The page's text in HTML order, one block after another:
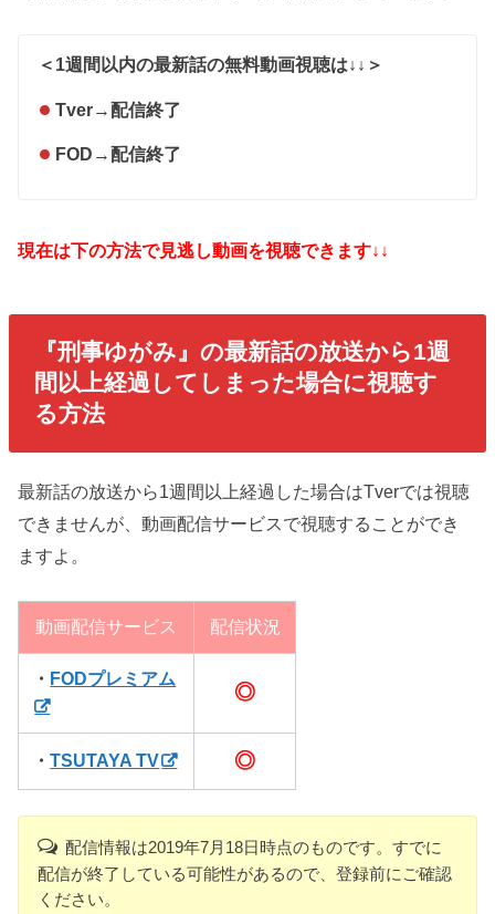
＜1週間以内の最新話の無料動画視聴は↓↓＞
Tver→配信終了
FOD →配信終了
現在は下の方法で見逃し動画を視聴できます↓↓
『刑事ゆがみ』の最新話の放送から1週
間以上経過してしまった場合に視聴す
る方法
最新話の放送から1週間以上経過した場合はTverでは視聴
できませんが、動画配信サービスで視聴することができ
ますよ。
動画配信サービス 配信状況
・ FODプレミアム
◎
・TSUTAYA TV ◎
配信情報は2019年7月18日時点のものです。すでに
配信が終了している可能性があるので、登録前にご確認
ください。